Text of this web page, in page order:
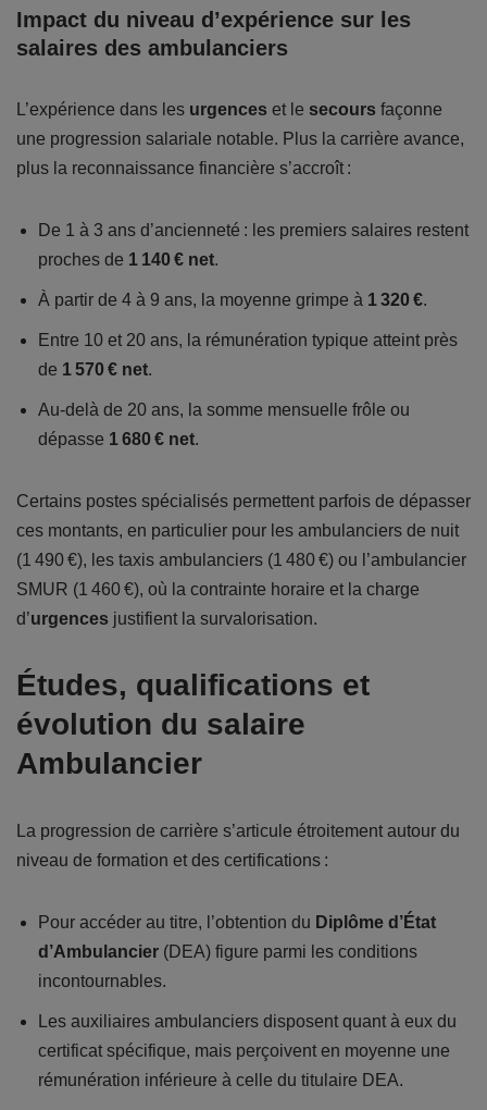
Impact du niveau d’expérience sur les
salaires des ambulanciers
L’expérience dans les urgences et le secours façonne
une progression salariale notable. Plus la carrière avance,
plus la reconnaissance financière s’accroît :
De 1 à 3 ans d’ancienneté : les premiers salaires restent
proches de 1 140 € net.
À partir de 4 à 9 ans, la moyenne grimpe à 1 320 €.
Entre 10 et 20 ans, la rémunération typique atteint près
de 1 570 € net.
Au-delà de 20 ans, la somme mensuelle frôle ou
dépasse 1 680 € net.
Certains postes spécialisés permettent parfois de dépasser
ces montants, en particulier pour les ambulanciers de nuit
(1 490 €), les taxis ambulanciers (1 480 €) ou l’ambulancier
SMUR (1 460 €), où la contrainte horaire et la charge
d’urgences justifient la survalorisation.
Études, qualifications et
évolution du salaire
Ambulancier
La progression de carrière s’articule étroitement autour du
niveau de formation et des certifications :
Pour accéder au titre, l’obtention du Diplôme d’État
d’Ambulancier (DEA) figure parmi les conditions
incontournables.
Les auxiliaires ambulanciers disposent quant à eux du
certificat spécifique, mais perçoivent en moyenne une
rémunération inférieure à celle du titulaire DEA.